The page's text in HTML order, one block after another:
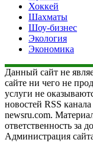
Хоккей
Шахматы
Шоу-бизнес
Экология
Экономика
Данный сайт не
сайте ни чего не
услуги не
новостей RSS
newsru.com.
ответственность за
Администрация